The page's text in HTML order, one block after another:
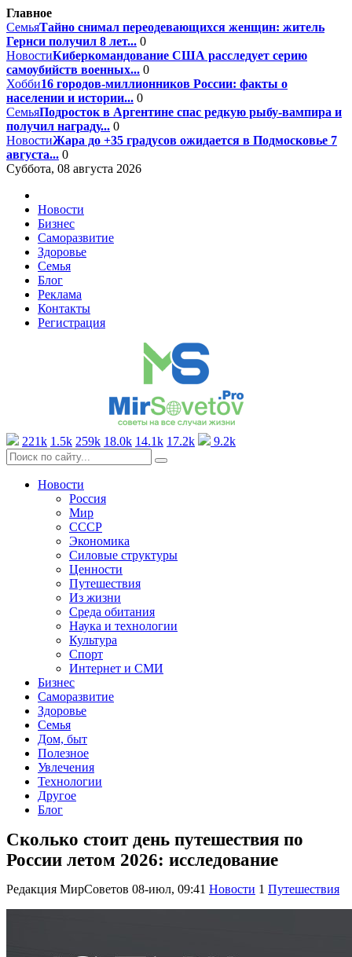
Главное
СемьяТайно снимал переодевающихся женщин: житель
Гернси получил 8 лет... 0
НовостиКиберкомандование США расследует серию
самоубийств военных... 0
Хобби16 городов-миллионников России: факты о
населении и истории... 0
СемьяПодросток в Аргентине спас редкую рыбу-вампира и
получил награду... 0
НовостиЖара до +35 градусов ожидается в Подмосковье 7
августа... 0
Суббота, 08 августа 2026
Новости
Бизнес
Саморазвитие
Здоровье
Семья
Блог
Реклама
Контакты
Регистрация
221k 1.5k 259k 18.0k 14.1k 17.2k 9.2k
Новости
Россия
Мир
СССР
Экономика
Силовые структуры
Ценности
Путешествия
Из жизни
Среда обитания
Наука и технологии
Культура
Спорт
Интернет и СМИ
Бизнес
Саморазвитие
Здоровье
Семья
Дом, быт
Полезное
Увлечения
Технологии
Другое
Блог
Сколько стоит день путешествия по
России летом 2026: исследование
Редакция МирСоветов 08-июл, 09:41 Новости 1 Путешествия